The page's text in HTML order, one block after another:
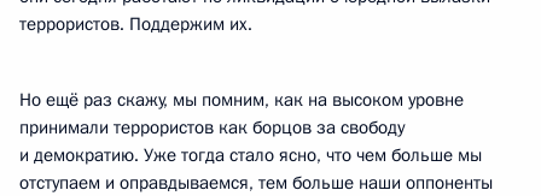
террористов. Поддержим их.
Но ещё раз скажу, мы помним, как на высоком уровне
принимали террористов как борцов за свободу
и демократию. Уже тогда стало ясно, что чем больше мы
отступаем и оправдываемся, тем больше наши оппоненты